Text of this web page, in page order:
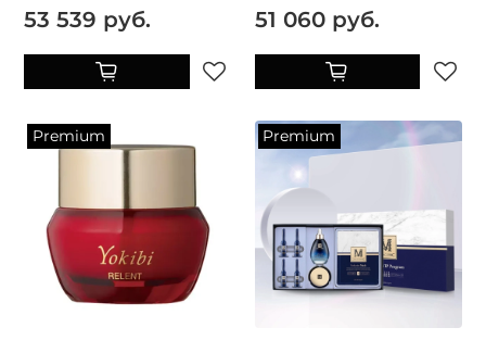
53 539 руб. 51 060 руб.
Premium Premium